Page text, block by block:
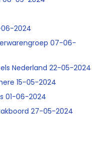
2024
07-06-
Nederland 22-05-2024
15-05-2024
01-06-2024
27-05-2024